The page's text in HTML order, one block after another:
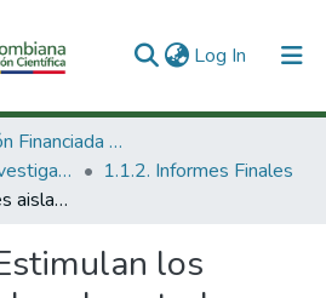
Log In (current)
1. Investigación Financiada con Recursos Públicos
1.1 Productos de investigación
1.1.2. Informes Finales
Estimulan los árboles aislados el control biológico? El papel de las hormigas depredadoras en cafetales y potreros Colombianos
los